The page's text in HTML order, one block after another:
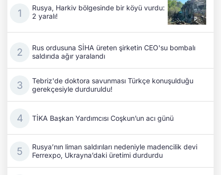
Rusya, Harkiv bölgesinde bir köyü vurdu:
2 yaralı!
Rus ordusuna SİHA üreten şirketin CEO'su bombalı
saldırıda ağır yaralandı
Tebriz'de doktora savunması Türkçe konuşulduğu
gerekçesiyle durduruldu!
TİKA Başkan Yardımcısı Coşkun’un acı günü
Rusya’nın liman saldırıları nedeniyle madencilik devi
Ferrexpo, Ukrayna’daki üretimi durdurdu